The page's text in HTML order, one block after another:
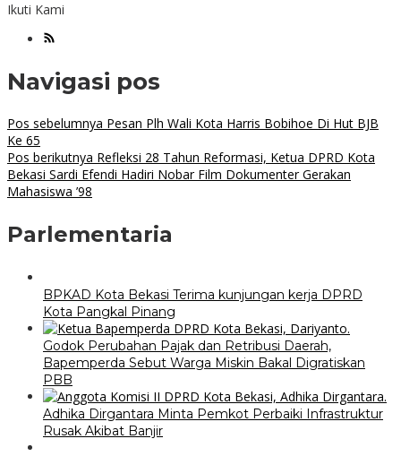
Ikuti Kami
Navigasi pos
Pos sebelumnya Pesan Plh Wali Kota Harris Bobihoe Di Hut BJB
Ke 65
Pos berikutnya Refleksi 28 Tahun Reformasi, Ketua DPRD Kota
Bekasi Sardi Efendi Hadiri Nobar Film Dokumenter Gerakan
Mahasiswa ’98
Parlementaria
BPKAD Kota Bekasi Terima kunjungan kerja DPRD
Kota Pangkal Pinang
Godok Perubahan Pajak dan Retribusi Daerah,
Bapemperda Sebut Warga Miskin Bakal Digratiskan
PBB
Adhika Dirgantara Minta Pemkot Perbaiki Infrastruktur
Rusak Akibat Banjir